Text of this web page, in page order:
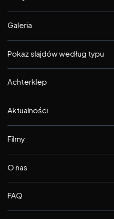
Galeria
Pokaz slajdów według typu
Achterklep
Aktualności
Filmy
O nas
FAQ